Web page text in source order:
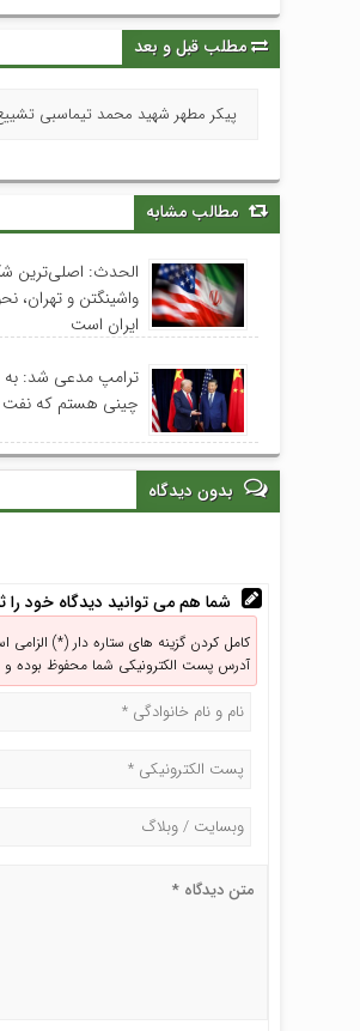
مطلب قبل و بعد
پیکر مطهر شهید محمد تیماسبی
مطالب مشابه
الحدث: اصلی‌ترین
واشینگتن و تهران،
ایران است
ترامپ مدعی شد: به
چینی هستم که نفت
بدون دیدگاه
شما هم می توانید دیدگاه خود را
کامل کردن گزینه های ستاره دار (*) الزامی
آدرس پست الکترونیکی شما محفوظ بوده